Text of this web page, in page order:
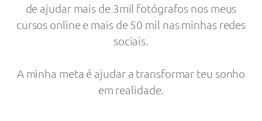
de ajudar mais de 3mil fotógrafos nos meus
cursos online e mais de 50 mil nas minhas redes
sociais.
A minha meta é ajudar a transformar teu sonho
em realidade.